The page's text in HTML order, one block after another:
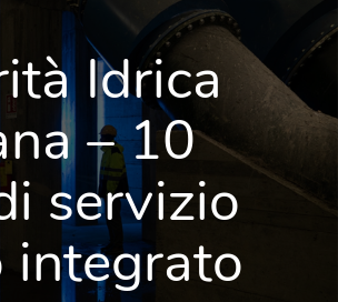
Idrica
– 10
servizio
integrato